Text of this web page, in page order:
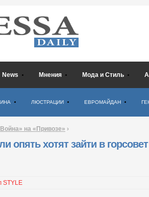
News Мнения Мода и Стиль
ЛЮСТРАЦИИ ЕВРОМАЙДАН
на «Привозе» ›
опять хотят зайти в горсовет
STYLE